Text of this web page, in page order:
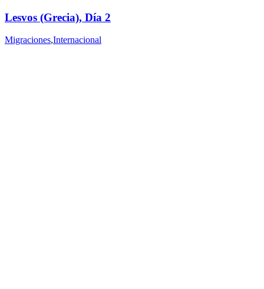
Lesvos (Grecia), Día 2
Migraciones,Internacional